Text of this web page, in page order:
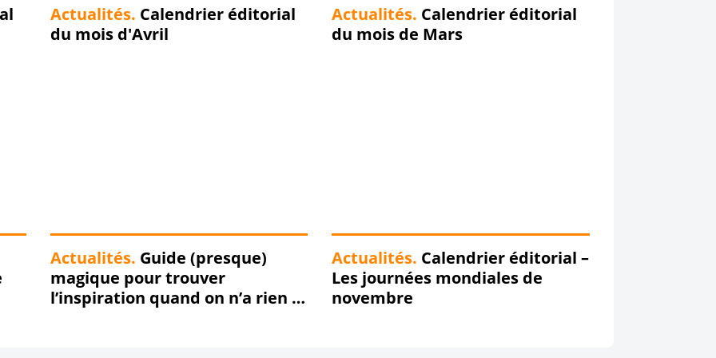
Actualités. Calendrier éditorial
du mois d'Avril
Actualités. Calendrier éditorial
du mois de Mars
Actualités. Guide (presque)
magique pour trouver
l’inspiration quand on n’a rien à
Actualités. Calendrier éditorial –
Les journées mondiales de
novembre